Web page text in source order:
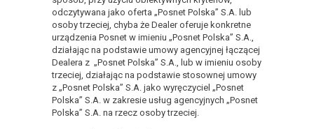
odczytywana jako oferta „Posnet Polska” S.A. lub
osoby trzeciej, chyba że Dealer oferuje konkretne
urządzenia Posnet w imieniu „Posnet Polska” S.A.,
działając na podstawie umowy agencyjnej łączącej
Dealera z „Posnet Polska” S.A., lub w imieniu osoby
trzeciej, działając na podstawie stosownej umowy
z „Posnet Polska” S.A. jako wyręczyciel „Posnet
Polska” S.A. w zakresie usług agencyjnych „Posnet
Polska” S.A. na rzecz osoby trzeciej.